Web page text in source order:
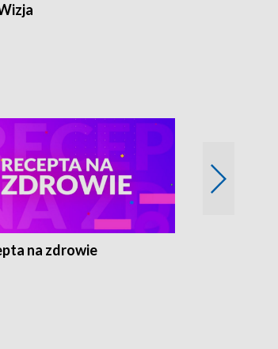
na zdrowie